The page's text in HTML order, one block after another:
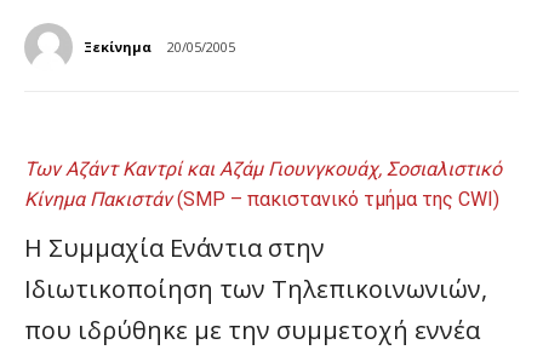
Ξεκίνημα 20/05/2005
Των Αζάντ Καντρί και Αζάμ Γιουνγκουάχ, Σοσιαλιστικό
Κίνημα Πακιστάν(SMP – πακιστανικό τμήμα της CWI)
Η Συμμαχία Ενάντια στην
Ιδιωτικοποίηση των Τηλεπικοινωνιών,
που ιδρύθηκε με την συμμετοχή εννέα